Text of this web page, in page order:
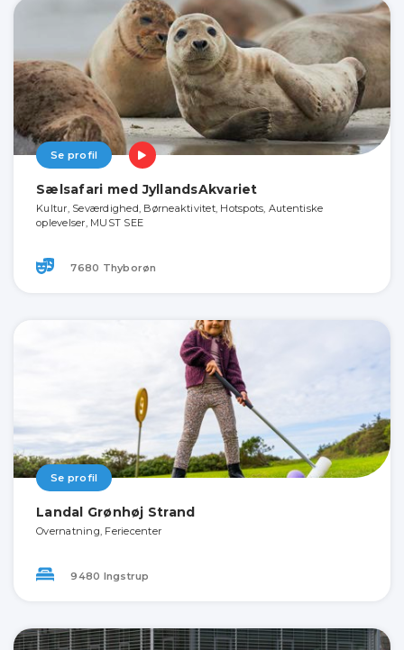
Se profil
Sælsafari med JyllandsAkvariet
Kultur, Seværdighed, Børneaktivitet, Hotspots, Autentiske
oplevelser, MUST SEE
7680 Thyborøn
Se profil
Landal Grønhøj Strand
Overnatning, Feriecenter
9480 Ingstrup